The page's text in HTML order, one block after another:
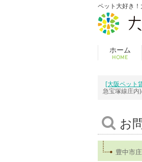
ペット大好き
ホーム
HOME
[大阪ペット
急宝塚線庄内
お
豊中市